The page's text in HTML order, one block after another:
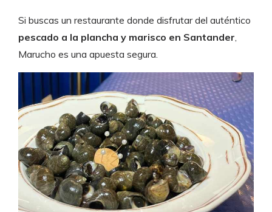
Si buscas un restaurante donde disfrutar del auténtico
pescado a la plancha y marisco en Santander
Marucho es una apuesta segura.